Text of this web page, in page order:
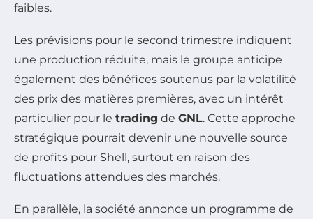
faibles.
Les prévisions pour le second trimestre indiquent
une production réduite, mais le groupe anticipe
également des bénéfices soutenus par la volatilité
des prix des matières premières, avec un intérêt
particulier pour le trading de GNL. Cette approche
stratégique pourrait devenir une nouvelle source
de profits pour Shell, surtout en raison des
fluctuations attendues des marchés.
En parallèle, la société annonce un programme de